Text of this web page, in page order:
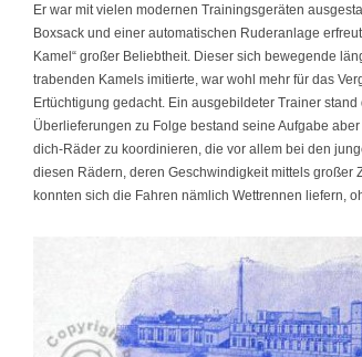
Er war mit vielen modernen Trainingsgeräten
Boxsack und einer automatischen Ruderanlage
Kamel“ großer Beliebtheit. Dieser sich bewegende
trabenden Kamels imitierte, war wohl mehr für das
Ertüchtigung gedacht. Ein ausgebildeter Trainer stand
Überlieferungen zu Folge bestand seine Aufgabe
dich-Räder zu koordinieren, die vor allem bei den
diesen Rädern, deren Geschwindigkeit mittels großer
konnten sich die Fahren nämlich Wettrennen liefern,